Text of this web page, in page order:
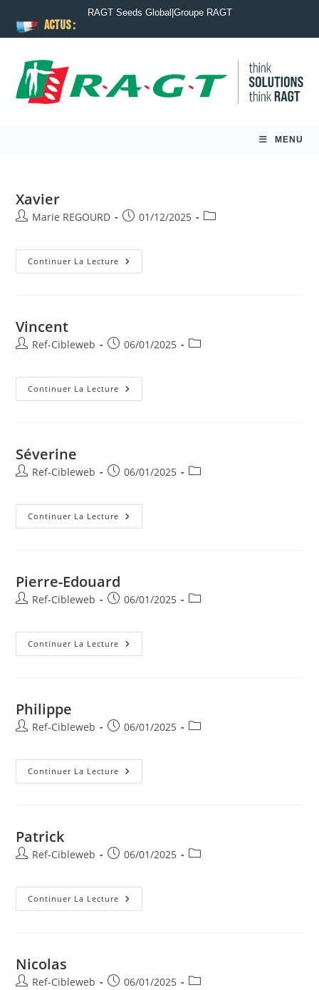
ACTUS :
RAGT Seeds Global Groupe RAGT
MENU
Xavier
Marie REGOURD 01/12/2025
Continuer La Lecture
Vincent
Ref-Cibleweb 06/01/2025
Continuer La Lecture
Séverine
Ref-Cibleweb 06/01/2025
Continuer La Lecture
Pierre-Edouard
Ref-Cibleweb 06/01/2025
Continuer La Lecture
Philippe
Ref-Cibleweb 06/01/2025
Continuer La Lecture
Patrick
Ref-Cibleweb 06/01/2025
Continuer La Lecture
Nicolas
Ref-Cibleweb 06/01/2025